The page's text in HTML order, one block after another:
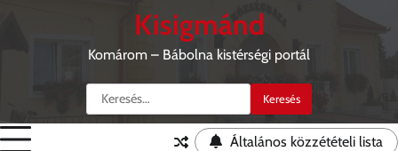
Kisigmánd
Komárom – Bábolna kistérségi portál
Keresés:
Általános közzétételi lista